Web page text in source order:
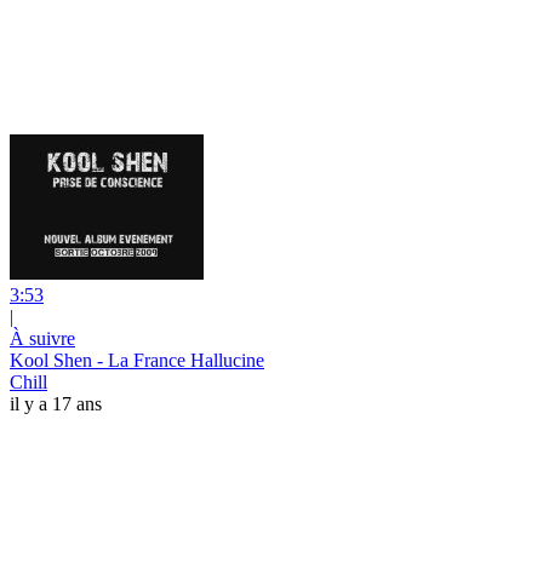
3:53
|
À suivre
Kool Shen - La France Hallucine
Chill
il y a 17 ans